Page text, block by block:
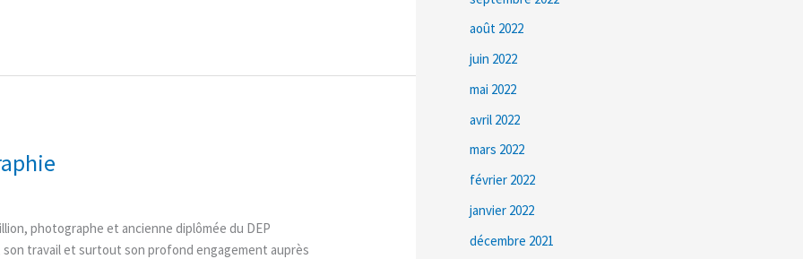
photographe et ancienne diplômée du DEP
travail et surtout son profond engagement auprès
août 2022
juin 2022
mai 2022
avril 2022
mars 2022
février 2022
janvier 2022
décembre 2021